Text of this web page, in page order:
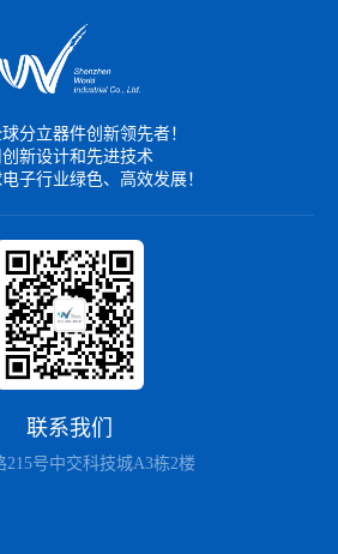
分立器件创新领先者！
创新设计和先进技术
子行业绿色、高效发展！
联系我们
号中交科技城A3栋2楼